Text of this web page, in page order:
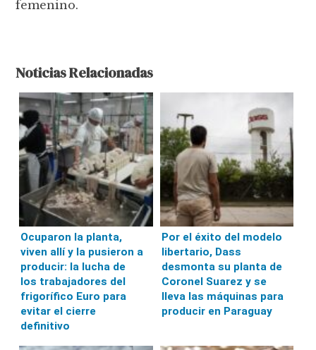
femenino.
Noticias Relacionadas
Ocuparon la planta,
viven allí y la pusieron a
producir: la lucha de
los trabajadores del
frigorífico Euro para
evitar el cierre
definitivo
Por el éxito del modelo
libertario, Dass
desmonta su planta de
Coronel Suarez y se
lleva las máquinas para
producir en Paraguay